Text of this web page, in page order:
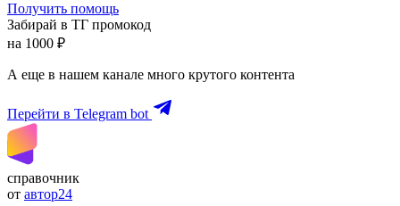
Получить помощь
Забирай в ТГ промокод
на 1000 ₽
А еще в нашем канале много крутого контента
Перейти в Telegram bot
справочник
от автор24